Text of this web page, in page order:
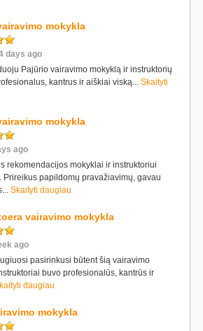
mokykla
days ago
Pajūrio vairavimo mokyklą ir instruktorių
kantrus ir aiškiai viską... Skaityti
mokykla
ago
rekomendacijos mokyklai ir instruktoriui
Prireikus papildomų pravažiavimų, gavau
Skaityti daugiau
vairavimo mokykla
ago
pasirinkusi būtent šią vairavimo
buvo profesionalūs, kantrūs ir
daugiau
mokykla